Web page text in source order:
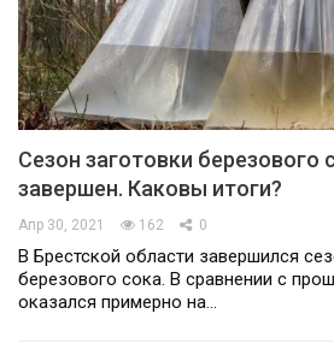
Сезон заготовки березового
завершен. Каковы итоги?
Апр 30, 2021 162 0
В Брестской области завершился
березового сока. В сравнении с
оказался примерно на…